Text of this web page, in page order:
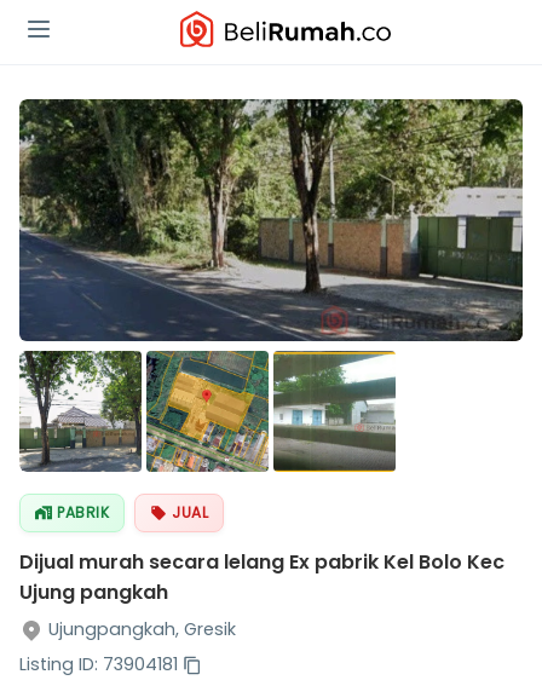
PABRIK JUAL
Dijual murah secara lelang Ex pabrik Kel Bolo Kec
Ujung pangkah
Ujungpangkah, Gresik
Listing ID: 73904181